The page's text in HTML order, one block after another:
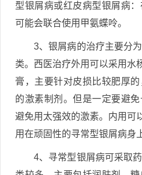
型银屑病或红皮病型银屑病：
可能会联合使用甲氨蝶呤。
3、银屑病的治疗主要分
类。西医治疗外用可以采用水
膏，主要针对皮损比较肥厚
的激素制剂。但是一定要避
避免用太强效的激素。内用可
用在顽固性的寻常型银屑病身
4、寻常型银屑病可采取